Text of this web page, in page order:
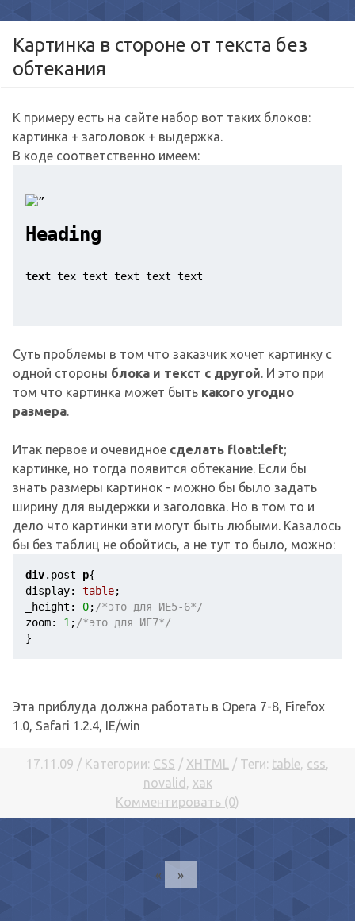
Картинка в стороне от текста без
обтекания
К примеру есть на сайте набор вот таких блоков:
картинка + заголовок + выдержка.
В коде соответственно имеем:
Heading
text tex text text text text
Cуть проблемы в том что заказчик хочет картинку с
одной стороны блока и текст с другой. И это при
том что картинка может быть какого угодно
размера.
Итак первое и очевидное сделать float:left;
картинке, но тогда появится обтекание. Если бы
знать размеры картинок - можно бы было задать
ширину для выдержки и заголовка. Но в том то и
дело что картинки эти могут быть любыми. Казалось
бы без таблиц не обойтись, а не тут то было, можно:
div.post p{
display: table;
_height : 0; /*это для ИЕ5-6*/
zoom: 1 ; /*это для ИЕ7*/
}
Эта приблуда должна работать в Opera 7-8, Firefox
1.0, Safari 1.2.4, IE/win
17.11.09 / Категории: CSS / XHTML / Теги: table, css,
novalid , хак
Комментировать (0)
« »